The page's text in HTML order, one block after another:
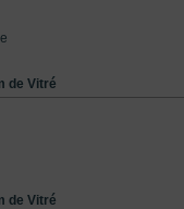
de Vitré
de Vitré